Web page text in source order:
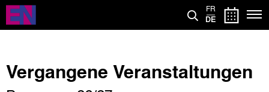
Direkt
zum
Inhalt
FR
DE
Vergangene Veranstaltungen